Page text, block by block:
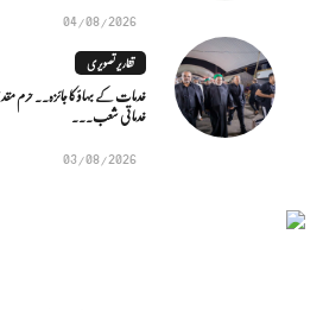
04/08/2026
تقاریر تصویری
خدمات کے بہاؤ کا جائزہ.. حرم
خدماتی شعب...
03/08/2026